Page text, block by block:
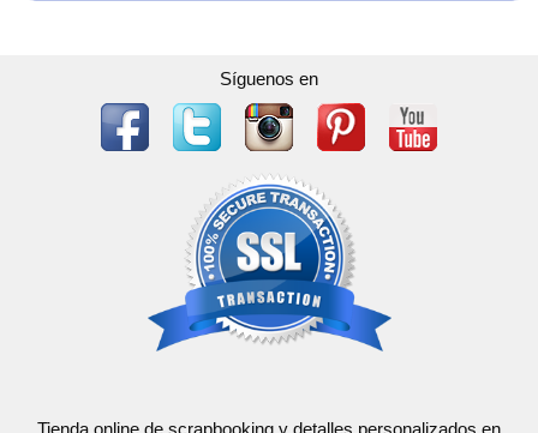
Síguenos en
Tienda online de scrapbooking y detalles personalizados en